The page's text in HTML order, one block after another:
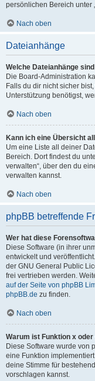
persönlichen Bereich unter
Nach oben
Dateianhänge
Welche Dateianhänge
Die Board-Administration
Falls du dir nicht sicher
Unterstützung benötigst,
Nach oben
Kann ich eine Übersicht
Um eine Liste all deiner
Bereich. Dort findest du
verwalten“, über den du
verwalten kannst.
Nach oben
phpBB betreffende
Wer hat diese
Diese Software (in ihrer
entwickelt und
der GNU General Public
frei vertrieben werden.
auf der Seite von phpBB
phpBB.de zu finden.
Nach oben
Warum ist Funktion x
Diese Software wurde von
eine Funktion
deine Stimme für
vorschlagen kannst.